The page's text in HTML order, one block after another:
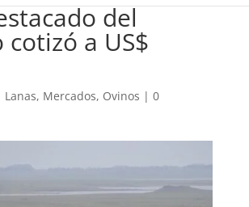
del
cotizó a US$
Lanas, Mercados, Ovinos | 0